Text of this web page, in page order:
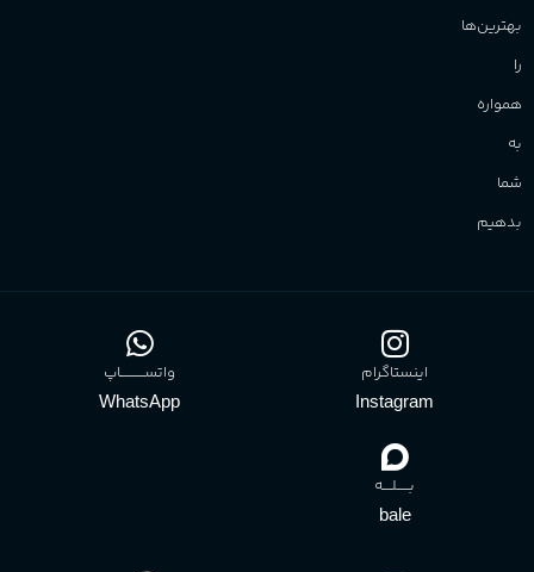
بهترین‌ها
را
همواره
به
شما
بدهیم
اینستاگرام
Instagram
واتســــــــــاپ
WhatsApp
بـــــلــــه
bale